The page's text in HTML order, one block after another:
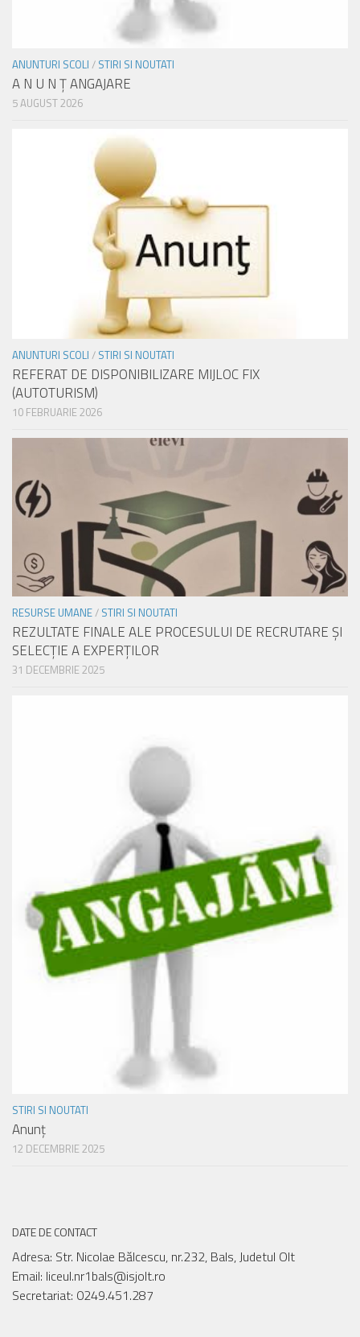
ANUNTURI SCOLI / STIRI SI NOUTATI
A N U N Ţ ANGAJARE
5 AUGUST 2026
ANUNTURI SCOLI / STIRI SI NOUTATI
REFERAT DE DISPONIBILIZARE MIJLOC FIX
(AUTOTURISM)
10 FEBRUARIE 2026
RESURSE UMANE/ STIRI SI NOUTATI
REZULTATE FINALE ALE PROCESULUI DE RECRUTARE ŞI
SELECŢIE A EXPERŢILOR
31 DECEMBRIE 2025
STIRI SI NOUTATI
Anunț
12 DECEMBRIE 2025
DATE DE CONTACT
Adresa: Str. Nicolae Bălcescu, nr.232, Bals, Judetul Olt
Email: liceul.nr1bals@isjolt.ro
Secretariat: 0249.451.287